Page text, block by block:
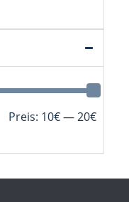
Min.
Max.
Preis: 10€—20€